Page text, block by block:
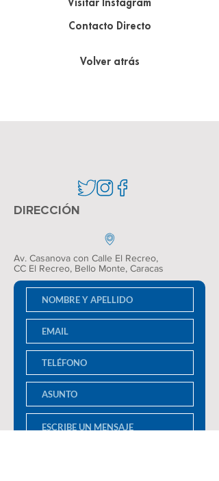
Visitar Instagram
Contacto Directo
Volver atrás
DIRECCIÓN
Av. Casanova con Calle El Recreo,
CC El Recreo, Bello Monte, Caracas